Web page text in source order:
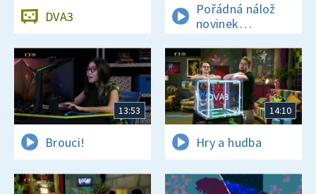
DVA3
Pořádná nálož
novinek
a zajímavostí
13:53
Brouci!
14:10
Hry a hudba